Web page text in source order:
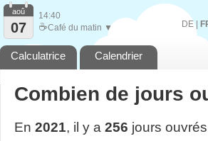
que
DE|
aoû
07
14:40
☕Café du matin ▼
Calculatrice Calendrier
Combien de jours
En 2021, il y a 256 jours